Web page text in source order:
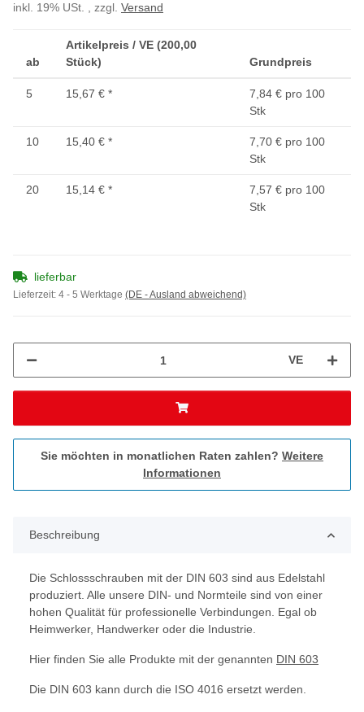
inkl. 19% USt. , zzgl. Versand
ab
Artikelpreis / VE (200,00
Stück)
Grundpreis
5 15,67 € *
7,84 € pro 100
Stk
10 15,40 € *
7,70 € pro 100
Stk
20 15,14 € *
7,57 € pro 100
Stk
lieferbar
Lieferzeit: 4 - 5 Werktage (DE - Ausland abweichend)
VE
Sie möchten in monatlichen Raten zahlen? Weitere
Informationen
Beschreibung
Die Schlossschrauben mit der DIN 603 sind aus Edelstahl
produziert. Alle unsere DIN- und Normteile sind von einer
hohen Qualität für professionelle Verbindungen. Egal ob
Heimwerker, Handwerker oder die Industrie.
Hier finden Sie alle Produkte mit der genannten DIN 603
Die DIN 603 kann durch die ISO 4016 ersetzt werden.